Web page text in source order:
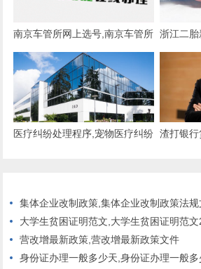
南京车管所网上选号,南京车管所
网上选号牌
浙江二
医疗纠纷处理程序,宠物医疗纠纷 渣打银
集体企业改制政策,集体企业改制政策法规
大学生贫困证明范文,大学生贫困证明范
营改增最新政策,营改增最新政策文件
身份证办理一般多少天,身份证办理一般